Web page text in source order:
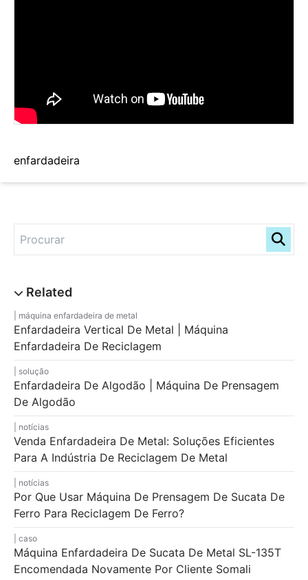
enfardadeira
máquina enfardadeira de metal
Enfardadeira Vertical De Metal | Máquina
Enfardadeira De Reciclagem
solução
Enfardadeira De Algodão | Máquina De Prensagem
De Algodão
notícias
Venda Enfardadeira De Metal: Soluções Eficientes
Para A Indústria De Reciclagem De Metal
notícias
Por Que Usar Máquina De Prensagem De Sucata De
Ferro Para Reciclagem De Ferro?
caso
Máquina Enfardadeira De Sucata De Metal SL-135T
Encomendada Novamente Por Cliente Somali